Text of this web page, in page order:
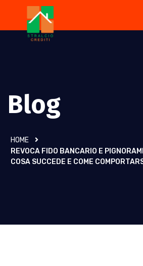
Blog
HOME
REVOCA FIDO BANCARIO E
COSA SUCCEDE E COME